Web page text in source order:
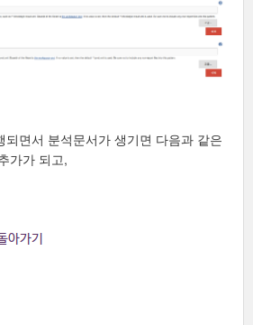
되면서 분석문서가 생기면 다음과 같은
가가 되고,